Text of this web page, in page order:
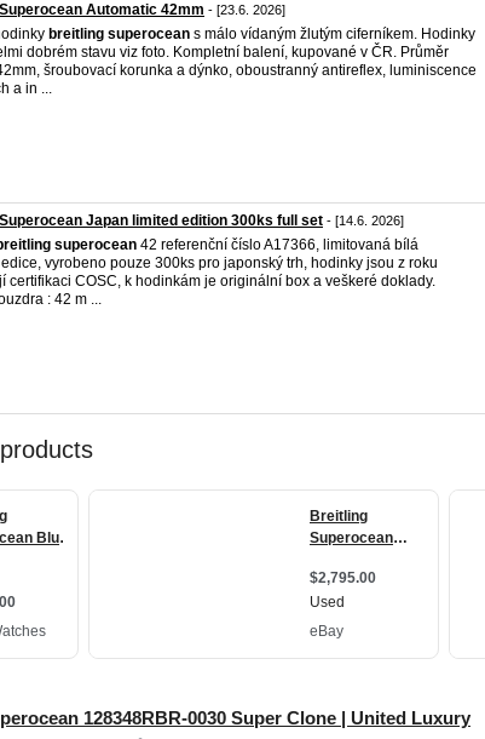
Automatic 42mm - [23.6. 2026]
breitling superocean s málo vídaným žlutým ciferníkem. Hodinky
dobrém stavu viz foto. Kompletní balení, kupované v ČR. Průměr
šroubovací korunka a dýnko, oboustranný antireflex, luminiscence
a in ...
Japan limited edition 300ks full set - [14.6. 2026]
superocean 42 referenční číslo A17366, limitovaná bílá
vyrobeno pouze 300ks pro japonský trh, hodinky jsou z roku
certifikaci COSC, k hodinkám je originální box a veškeré doklady.
: 42 m ...